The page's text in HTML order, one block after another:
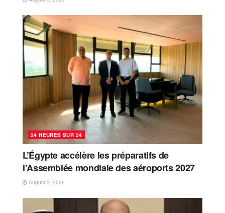
24 HEURES SUR 24
L’Égypte accélère les préparatifs de
l’Assemblée mondiale des aéroports 2027
August 2, 2026